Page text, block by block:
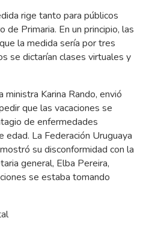
rige tanto para públicos
de Primaria. En un principio, las
la medida sería por tres
se dictarían clases virtuales y
Karina Rando, envió
que las vacaciones se
de enfermedades
edad. La Federación Uruguaya
su disconformidad con la
general, Elba Pereira,
se estaba tomando